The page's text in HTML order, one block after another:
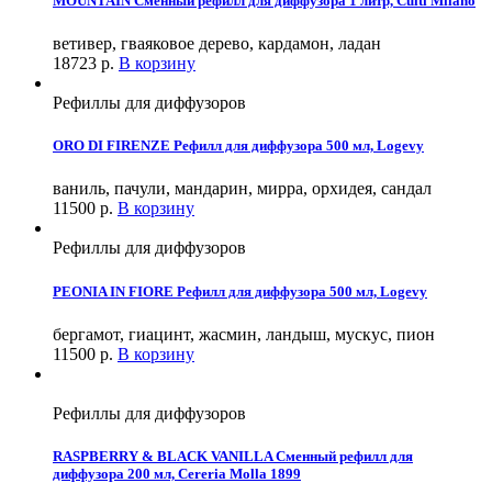
ветивер, гваяковое дерево, кардамон, ладан
18723 р. В корзину
Рефиллы для диффузоров
ORO DI FIRENZE Рефилл для диффузора 500 мл, Logevy
ваниль, пачули, мандарин, мирра, орхидея, сандал
11500 р. В корзину
Рефиллы для диффузоров
PEONIA IN FIORE Рефилл для диффузора 500 мл, Logevy
бергамот, гиацинт, жасмин, ландыш, мускус, пион
11500 р. В корзину
Рефиллы для диффузоров
RASPBERRY & BLACK VANILLA Сменный рефилл для
диффузора 200 мл, Cereria Molla 1899